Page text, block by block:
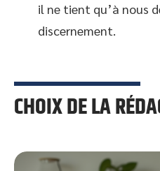
il ne tient qu’à nous
discernement.
CHOIX DE LA